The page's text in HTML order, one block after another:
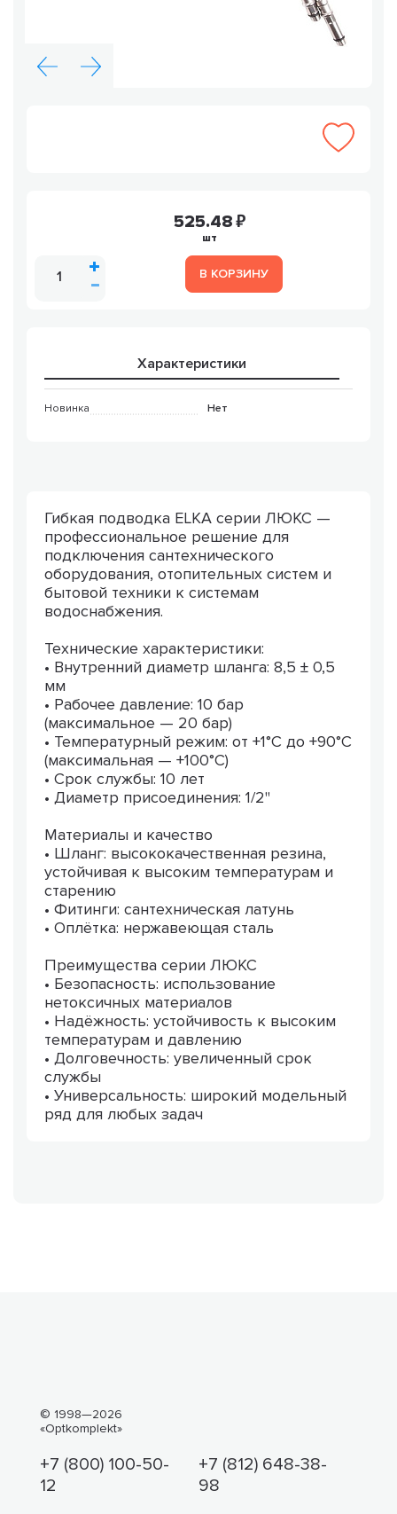
525.48
шт
В КОРЗИНУ
Характеристики
Новинка Нет
Гибкая подводка ELKA серии ЛЮКС —
профессиональное решение для
подключения сантехнического
оборудования, отопительных систем и
бытовой техники к системам
водоснабжения.
Технические характеристики:
• Внутренний диаметр шланга: 8,5 ± 0,5
мм
• Рабочее давление: 10 бар
(максимальное — 20 бар)
• Температурный режим: от +1°C до +90°C
(максимальная — +100°C)
• Срок службы: 10 лет
• Диаметр присоединения: 1/2"
Материалы и качество
• Шланг: высококачественная резина,
устойчивая к высоким температурам и
старению
• Фитинги: сантехническая латунь
• Оплётка: нержавеющая сталь
Преимущества серии ЛЮКС
• Безопасность: использование
нетоксичных материалов
• Надёжность: устойчивость к высоким
температурам и давлению
• Долговечность: увеличенный срок
службы
• Универсальность: широкий модельный
ряд для любых задач
© 1998—2026
«Optkomplekt»
+7 (800) 100-50-
12
+7 (812) 648-38-
98